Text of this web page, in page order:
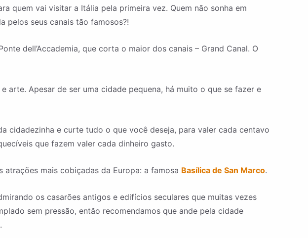
quem vai visitar a Itália pela primeira vez. Quem não sonha em
pelos seus canais tão famosos?!
dell’Accademia, que corta o maior dos canais – Grand Canal. O
arte. Apesar de ser uma cidade pequena, há muito o que se fazer e
cidadezinha e curte tudo o que você deseja, para valer cada centavo
que fazem valer cada dinheiro gasto.
atrações mais cobiçadas da Europa: a famosa Basílica de San Marco.
os casarões antigos e edifícios seculares que muitas vezes
sem pressão, então recomendamos que ande pela cidade